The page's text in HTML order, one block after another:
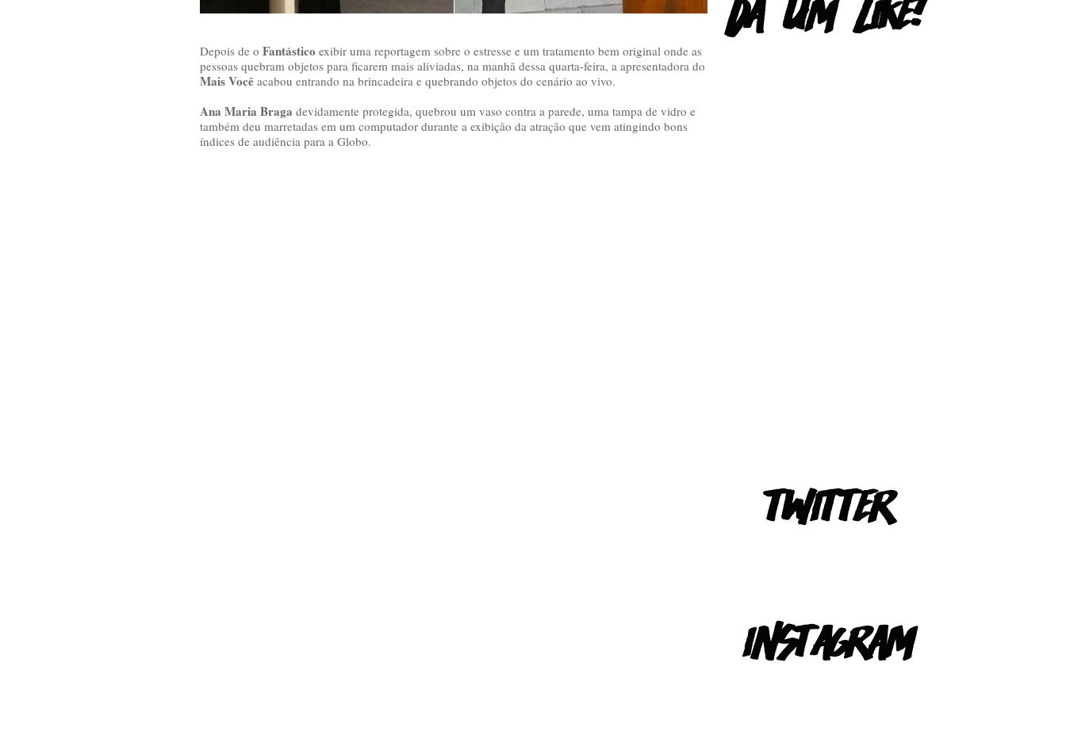
Depois de o Fantástico exibir uma reportagem sobre o estresse e um tratamento bem original onde as
pessoas quebram objetos para ficarem mais aliviadas, na manhã dessa quarta-feira, a apresentadora do
Mais Você acabou entrando na brincadeira e quebrando objetos do cenário ao vivo.
Ana Maria Braga devidamente protegida, quebrou um vaso contra a parede, uma tampa de vidro e
também deu marretadas em um computador durante a exibição da atração que vem atingindo bons
índices de audiência para a Globo.